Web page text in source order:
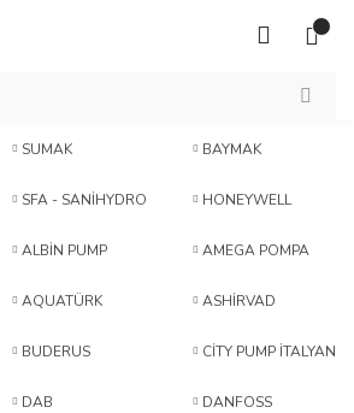
SUMAK BAYMAK
SFA - SANİHYDRO HONEYWELL
ALBİN PUMP AMEGA POMPA
AQUATÜRK ASHİRVAD
BUDERUS CİTY PUMP İTALYAN
DAB DANFOSS